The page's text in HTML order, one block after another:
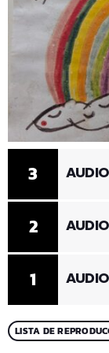
1
2
3
LISTA DE